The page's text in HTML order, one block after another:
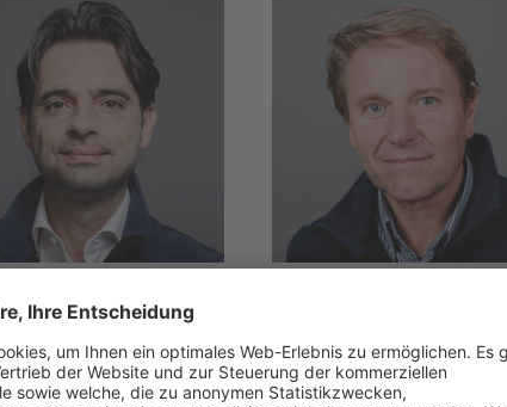
& PORDENONE
Natalino
Kratter